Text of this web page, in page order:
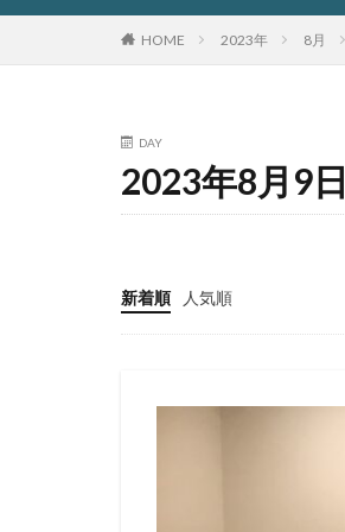
HOME 2023年 8月
DAY
2023年8月9日
新着順 人気順